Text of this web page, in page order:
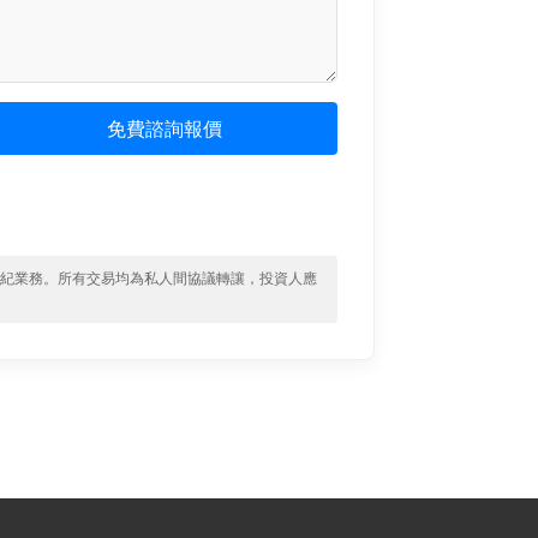
免費諮詢報價
業務。所有交易均為私人間協議轉讓，投資人應